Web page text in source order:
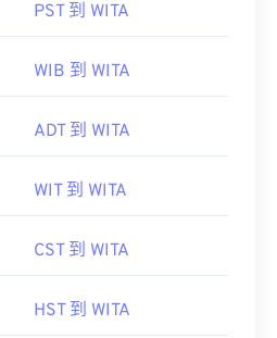
PST 到 WITA
WIB 到 WITA
ADT 到 WITA
WIT 到 WITA
CST 到 WITA
HST 到 WITA